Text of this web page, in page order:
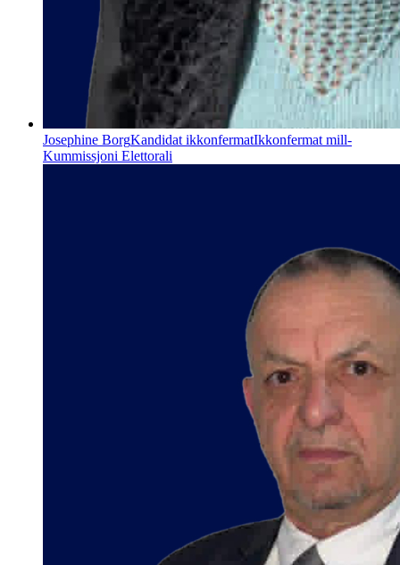
Josephine BorgKandidat ikkonfermatIkkonfermat mill-
Kummissjoni Elettorali